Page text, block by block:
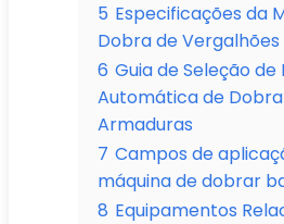
5 Especificações da
Dobra de Vergalhões
6 Guia de Seleção de
Automática de
Armaduras
7 Campos de
máquina de dobrar
8 Equipamentos